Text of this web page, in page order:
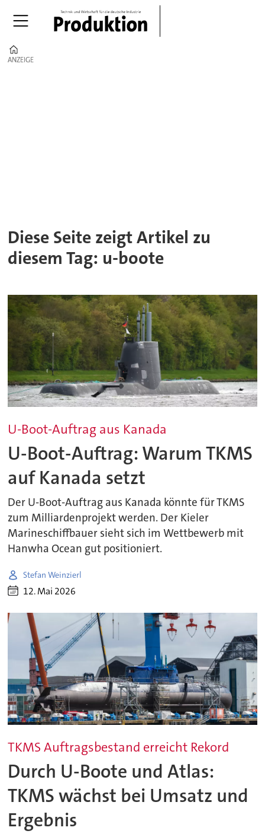
ANZEIGE
ANZEIGE
Diese Seite zeigt Artikel zu
diesem Tag: u-boote
U-Boot-Auftrag aus Kanada
U-Boot-Auftrag: Warum TKMS
auf Kanada setzt
Der U-Boot-Auftrag aus Kanada könnte für TKMS
zum Milliardenprojekt werden. Der Kieler
Marineschiffbauer sieht sich im Wettbewerb mit
Hanwha Ocean gut positioniert.
Stefan Weinzierl
12. Mai 2026
TKMS Auftragsbestand erreicht Rekord
Durch U-Boote und Atlas:
TKMS wächst bei Umsatz und
Ergebnis